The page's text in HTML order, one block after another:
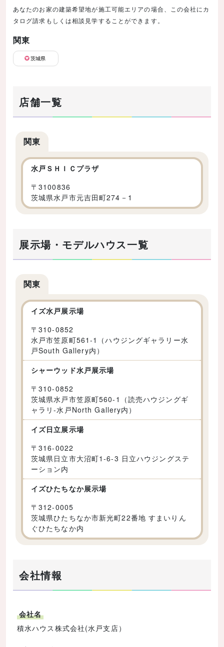
あなたのお家の建築希望地が施工可能エリアの場合、この会社にカ
タログ請求もしくは相談見学することができます。
関東
茨城県
店舗一覧
関東
水戸ＳＨＩＣプラザ
〒3100836
茨城県水戸市元吉田町274－1
展示場・モデルハウス一覧
関東
イズ水戸展示場
〒310-0852
水戸市笠原町561-1（ハウジングギャラリー水
戸South Gallery内）
シャーウッド水戸展示場
〒310-0852
茨城県水戸市笠原町560-1（読売ハウジングギ
ャラリ-水戸North Gallery内）
イズ日立展示場
〒316-0022
茨城県日立市大沼町1-6-3 日立ハウジングステ
ーション内
イズひたちなか展示場
〒312-0005
茨城県ひたちなか市新光町22番地 すまいりん
ぐひたちなか内
会社情報
会社名
積水ハウス株式会社(水戸支店）